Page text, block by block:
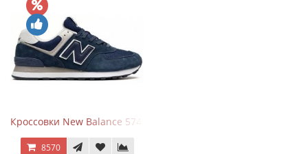
Кроссовки New Balance 574 Navy Blue White
8570